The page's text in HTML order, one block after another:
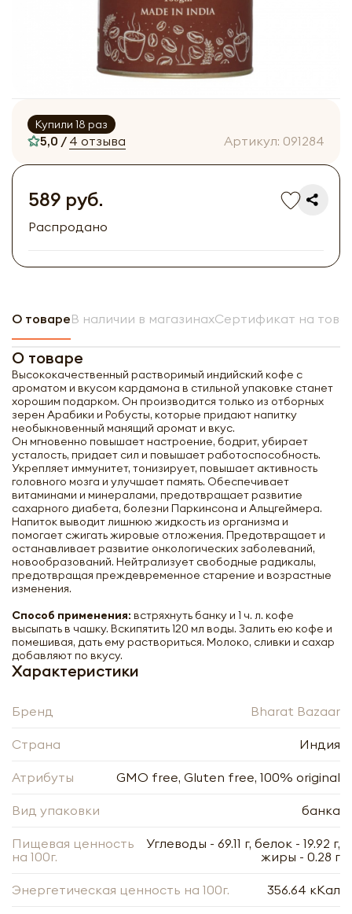
Купили 18 раз
5,0 / 4 отзыва Артикул: 091284
589 руб.
Распродано
О товареВ наличии в магазинахСертификат на
О товаре
Высококачественный растворимый индийский кофе с
ароматом и вкусом кардамона в стильной упаковке станет
хорошим подарком. Он производится только из отборных
зерен Арабики и Робусты, которые придают напитку
необыкновенный манящий аромат и вкус.
Он мгновенно повышает настроение, бодрит, убирает
усталость, придает сил и повышает работоспособность.
Укрепляет иммунитет, тонизирует, повышает активность
головного мозга и улучшает память. Обеспечивает
витаминами и минералами, предотвращает развитие
сахарного диабета, болезни Паркинсона и Альцгеймера.
Напиток выводит лишнюю жидкость из организма и
помогает сжигать жировые отложения. Предотвращает и
останавливает развитие онкологических заболеваний,
новообразований. Нейтрализует свободные радикалы,
предотвращая преждевременное старение и возрастные
изменения.
Способ применения: встряхнуть банку и 1 ч. л. кофе
высыпать в чашку. Вскипятить 120 мл воды. Залить ею кофе и
помешивая, дать ему раствориться. Молоко, сливки и сахар
добавляют по вкусу.
Характеристики
Бренд Bharat Bazaar
Страна Индия
Атрибуты GMO free, Gluten free, 100% original
Вид упаковки банка
Пищевая ценность
на 100г.
Углеводы - 69.11 г, белок - 19.92 г,
жиры - 0.28 г
Энергетическая ценность на 100г. 356.64 кКал
Кофе натуральный со вкусом
кардамона natural instant flavoured
Bazaar | Бхарат Базар 100г